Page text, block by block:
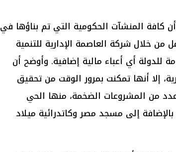
كافة المنشآت الحكومية التي تم بناؤها في
من خلال شركة العاصمة الإدارية للتنمية
للدولة أي أعباء مالية إضافية. وأوضح أن
إلا أنها تمكنت بمرور الوقت من تحقيق
من المشروعات الضخمة، منها الحي
إلى مسجد مصر وكاتدرائية ميلاد